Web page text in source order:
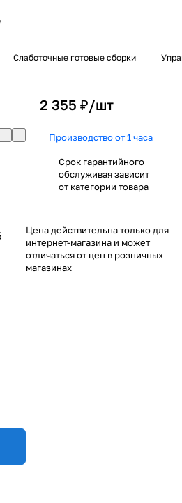
Слаботочные готовые сборки
2 355 ₽/шт
Производство от 1 часа
Срок гарантийного
обслуживая зависит
от категории товара
Цена действительна только для
интернет-магазина и может
отличаться от цен в розничных
магазинах